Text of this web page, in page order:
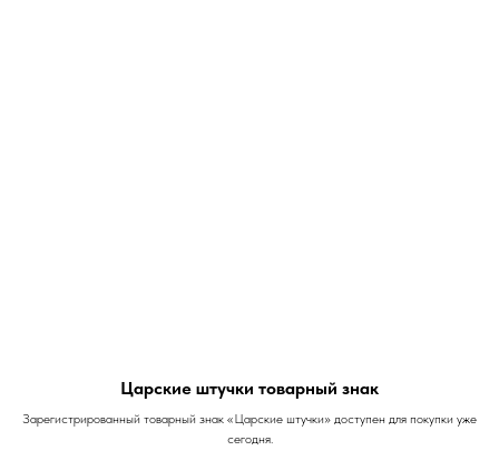
Царские штучки товарный знак
Зарегистрированный товарный знак «Царские штучки» доступен для покупки уже
сегодня.